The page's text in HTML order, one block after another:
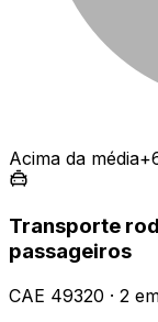
Acima da média
Transporte
passageiros
CAE 49320 · 2